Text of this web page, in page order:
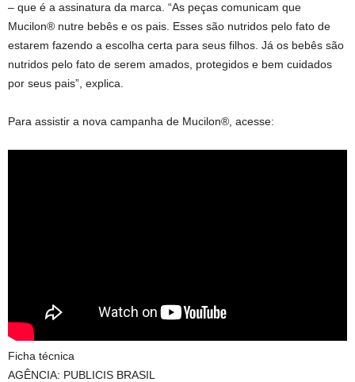
– que é a assinatura da marca. “As peças comunicam que
Mucilon® nutre bebês e os pais. Esses são nutridos pelo fato de
estarem fazendo a escolha certa para seus filhos. Já os bebês são
nutridos pelo fato de serem amados, protegidos e bem cuidados
por seus pais”, explica.
Para assistir a nova campanha de Mucilon®, acesse:
Ficha técnica
AGÊNCIA: PUBLICIS BRASIL